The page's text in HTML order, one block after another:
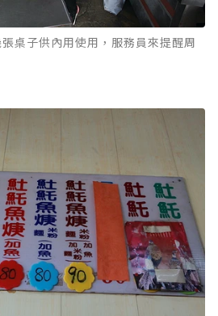
桌子供內用使用，服務員來提醒周